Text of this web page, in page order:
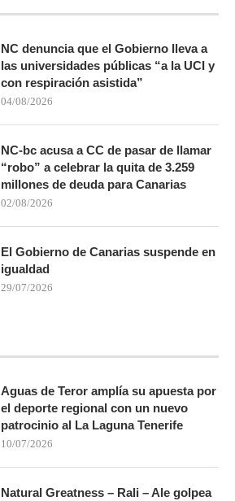
NC denuncia que el Gobierno lleva a
las universidades públicas “a la UCI y
con respiración asistida”
04/08/2026
NC-bc acusa a CC de pasar de llamar
“robo” a celebrar la quita de 3.259
millones de deuda para Canarias
02/08/2026
El Gobierno de Canarias suspende en
igualdad
29/07/2026
Aguas de Teror amplía su apuesta por
el deporte regional con un nuevo
patrocinio al La Laguna Tenerife
10/07/2026
Natural Greatness – Rali – Ale golpea